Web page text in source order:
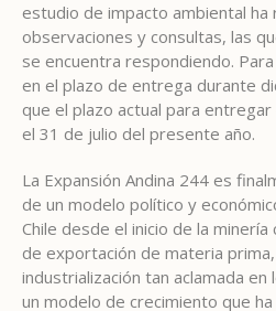
estudio de impacto ambiental ha
observaciones y consultas, las
se encuentra respondiendo.
en el plazo de entrega durante
que el plazo actual para
el 31 de julio del presente año.
La Expansión Andina 244 es
de un modelo político y
Chile desde el inicio de la
de exportación de materia
industrialización tan aclamada
un modelo de crecimiento que